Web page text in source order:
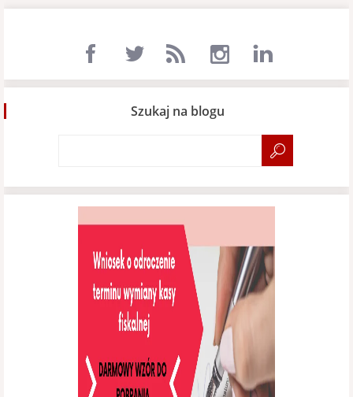
Szukaj na blogu